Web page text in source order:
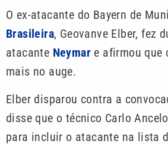
O ex-atacante do Bayern de
Brasileira, Geovanve Elber, fez
atacante Neymar e afirmou que
mais no auge.
Elber disparou contra a
disse que o técnico Carlo
para incluir o atacante na lista